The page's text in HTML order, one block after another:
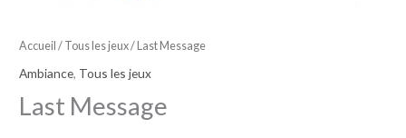
Accueil / Tous les jeux/ Last Message
Ambiance, Tous les jeux
Last Message